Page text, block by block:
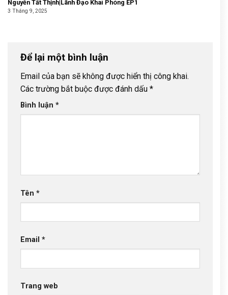
Nguyễn Tất Thịnh|Lãnh Đạo Khai Phóng EP1
3 Tháng 9, 2025
Để lại một bình luận
Email của bạn sẽ không được hiển thị công khai.
Các trường bắt buộc được đánh dấu *
Bình luận *
Tên *
Email *
Trang web